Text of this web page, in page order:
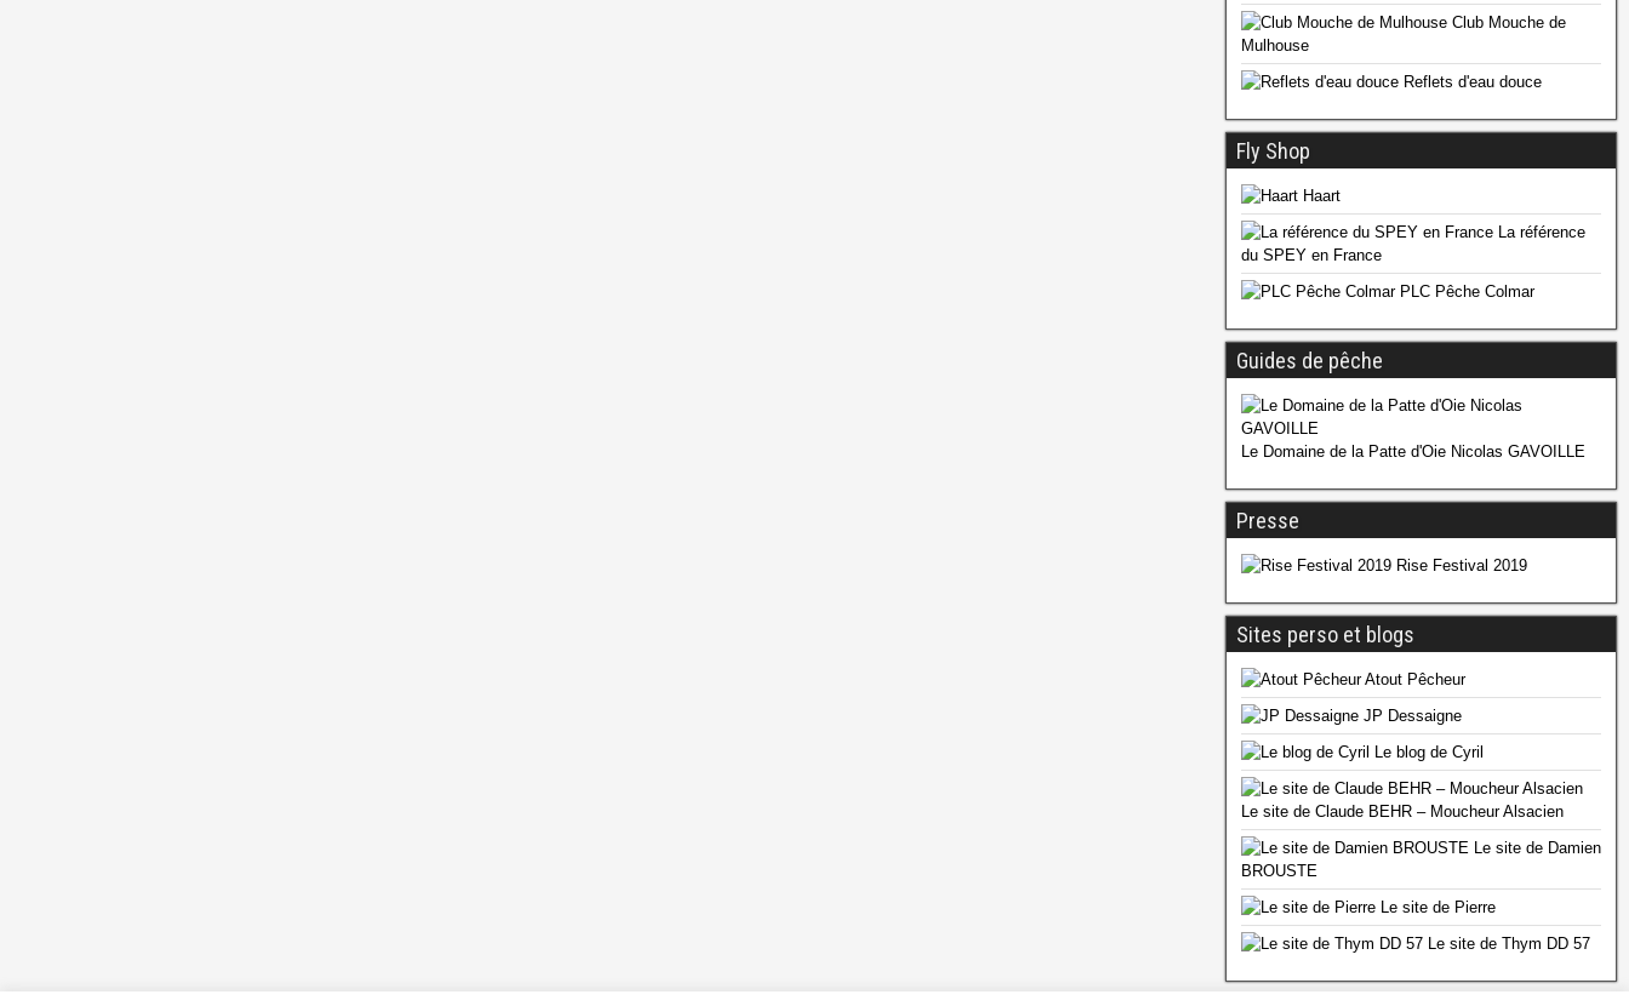
Club Mouche de
Mulhouse
Reflets d'eau douce
Fly Shop
Haart
La référence
du SPEY en France
PLC Pêche Colmar
Guides de pêche
Le Domaine de la Patte d'Oie Nicolas GAVOILLE
Presse
Rise Festival 2019
Sites perso et blogs
Atout Pêcheur
JP Dessaigne
Le blog de Cyril
Le site de Claude BEHR – Moucheur Alsacien
Le site de Damien
BROUSTE
Le site de Pierre
Le site de Thym DD 57